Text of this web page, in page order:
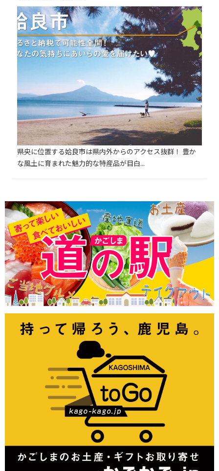
県央に位置する姶良市は県内外からのアクセス抜群！ 豊か
な風土に育まれた魅力的な特産品が目白...